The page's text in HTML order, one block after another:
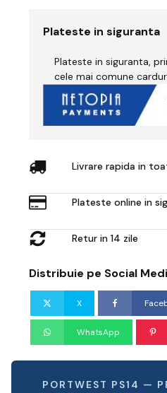
Plateste in siguranta
Plateste in siguranta,
cele mai comune
Livrare rapida in
Plateste online in
Retur in 14 zile
Distribuie pe Social
X
WhatsApp
PORTWEST PS14 —